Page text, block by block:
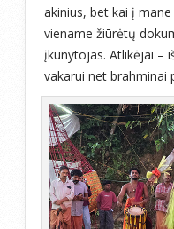
akinius, bet kai į
viename žiūrėtų
įkūnytojas. Atlikėjai –
vakarui net brahminai